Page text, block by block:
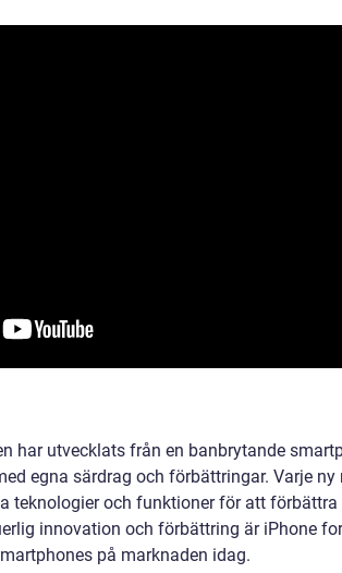
har utvecklats från en banbrytande
egna särdrag och förbättringar. Varje ny
teknologier och funktioner för att förbättra
innovation och förbättring är iPhone
på marknaden idag.